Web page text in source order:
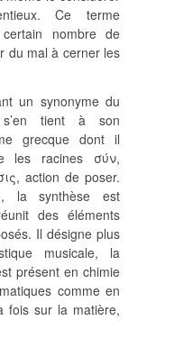
Ce terme
nombre de
du mal à cerner les
un synonyme du
s’en tient à son
grecque dont il
les racines σύν,
action de poser.
la synthèse est
des éléments
Il désigne plus
musicale, la
présent en chimie
comme en
fois sur la matière,